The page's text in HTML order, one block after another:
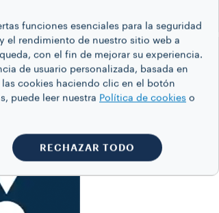
lugar por la cuidadosa selección de los
funciones esenciales para la seguridad
el rendimiento de nuestro sitio web a
con el fin de mejorar su experiencia.
de usuario personalizada, basada en
cookies haciendo clic en el botón
puede leer nuestra Política de cookies o
RECHAZAR TODO